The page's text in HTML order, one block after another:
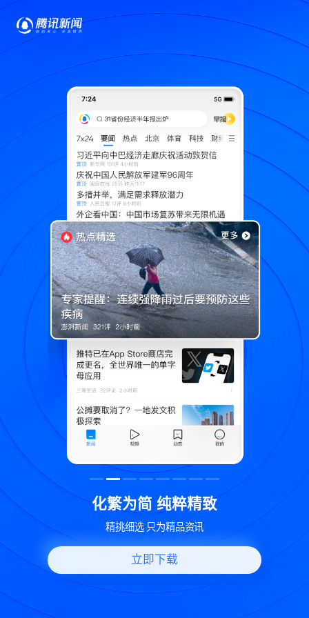
世界变化 热问一下
好问题好回答 多元视角看问题
立即下载